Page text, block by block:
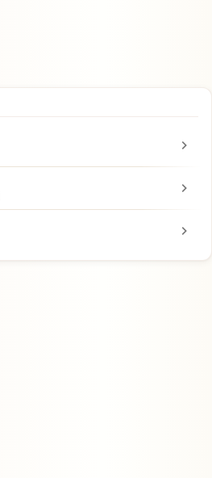
chevron_right
chevron_right
chevron_right